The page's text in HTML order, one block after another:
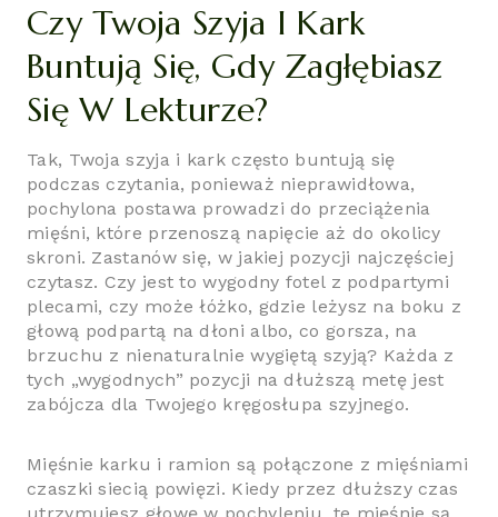
Czy Twoja Szyja I Kark
Buntują Się, Gdy Zagłębiasz
Się W Lekturze?
Tak, Twoja szyja i kark często buntują się
podczas czytania, ponieważ nieprawidłowa,
pochylona postawa prowadzi do przeciążenia
mięśni, które przenoszą napięcie aż do okolicy
skroni. Zastanów się, w jakiej pozycji najczęściej
czytasz. Czy jest to wygodny fotel z podpartymi
plecami, czy może łóżko, gdzie leżysz na boku z
głową podpartą na dłoni albo, co gorsza, na
brzuchu z nienaturalnie wygiętą szyją? Każda z
tych „wygodnych” pozycji na dłuższą metę jest
zabójcza dla Twojego kręgosłupa szyjnego.
Mięśnie karku i ramion są połączone z mięśniami
czaszki siecią powięzi. Kiedy przez dłuższy czas